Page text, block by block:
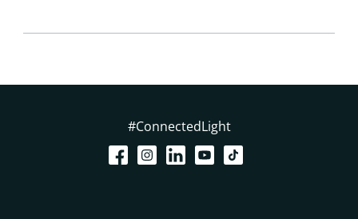
#ConnectedLight